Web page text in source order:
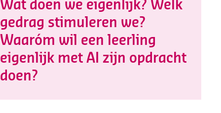
Wat doen we eigenlijk? Welk
gedrag stimuleren we?
Waaróm wil een leerling
eigenlijk met AI zijn opdracht
doen?